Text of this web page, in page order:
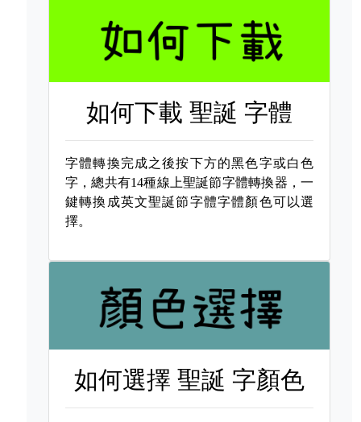
如何下載聖誕 字體
字體轉換完成之後按下方的黑色字或白色
字，總共有14種線上聖誕節字體轉換器，一
鍵轉換成英文聖誕節字體字體顏色可以選
擇。
如何選擇聖誕 字顏色